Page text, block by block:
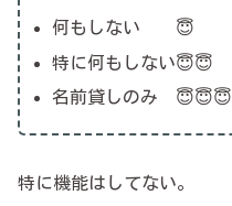
何もしない 😇
特に何もしない😇😇
名前貸しのみ 😇😇😇
特に機能はしてない。